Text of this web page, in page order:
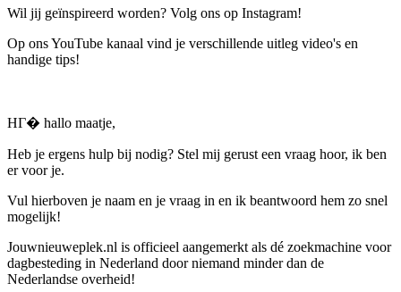
Wil jij geïnspireerd worden? Volg ons op Instagram!
Op ons YouTube kanaal vind je verschillende uitleg video's en
handige tips!
HГ� hallo maatje,
Heb je ergens hulp bij nodig? Stel mij gerust een vraag hoor, ik ben
er voor je.
Vul hierboven je naam en je vraag in en ik beantwoord hem zo snel
mogelijk!
Jouwnieuweplek.nl is officieel aangemerkt als dé zoekmachine voor
dagbesteding in Nederland door niemand minder dan de
Nederlandse overheid!